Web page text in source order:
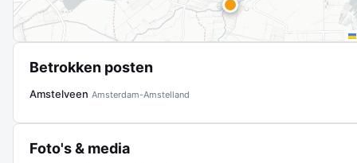
Betrokken posten
Amstelveen Amsterdam-Amstelland
Foto's & media